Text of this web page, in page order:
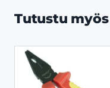
Tutustu myös